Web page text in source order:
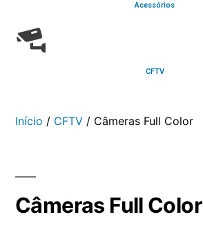
Acessórios
CFTV
Início / CFTV / Câmeras Full Color
Câmeras Full Color